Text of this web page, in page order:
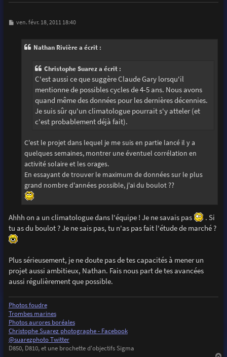
M
ven. févr. 18, 2011 18:40
Nathan Rivière a écrit :
Christophe Suarez a écrit :
C'est aussi ce que suggère Claude Gary lorsqu'il
mentionne de possibles cycles de 4-5 ans. Nous avons
quand même des données pour les dernières décennies.
Je suis sûr qu'un climatologue pourrait s'y atteler (et
c'est probablement déjà fait).
C'est le projet dans lequel je me suis en partie lancé il y a
quelques semaines, montrer une éventuel corrélation en
activité solaire et les orages.
En essayant de trouver le maximum de données sur le plus
grand nombre d'années possible, j'ai du boulot ??
Ahhh on a un climatologue dans l'équipe ! Je ne savais pas
. Si
tu as du boulot ? Je ne sais pas, tu n'as pas fait l'étude de marché ?
Plus sérieusement, je ne doute pas de tes capacités à mener un
projet aussi ambitieux, Nathan. Fais nous part de tes avancées
aussi régulièrement que possible.
Photos foudre
Trombes marines
Photos aurores boréales
Christophe Suarez photographe - Facebook
@suarezphoto Twitter
D850, D810, et une brochette d'objectifs Sigma